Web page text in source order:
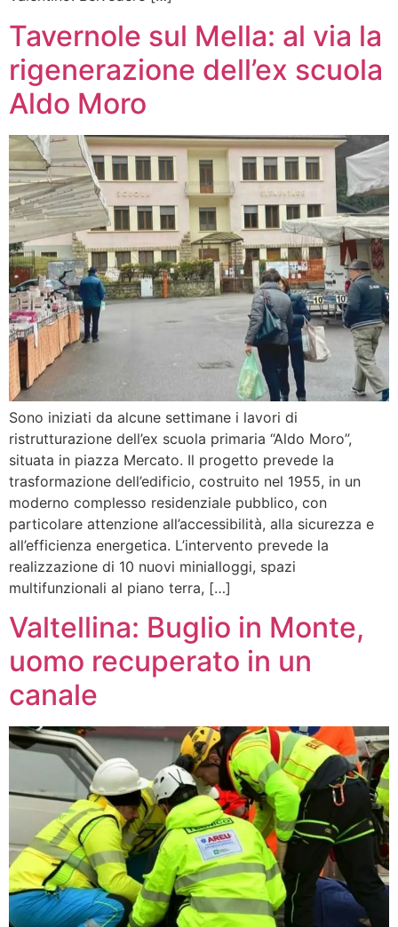
Tavernole sul Mella: al via la
rigenerazione dell’ex scuola
Aldo Moro
Sono iniziati da alcune settimane i lavori di
ristrutturazione dell’ex scuola primaria “Aldo Moro”,
situata in piazza Mercato. Il progetto prevede la
trasformazione dell’edificio, costruito nel 1955, in un
moderno complesso residenziale pubblico, con
particolare attenzione all’accessibilità, alla sicurezza e
all’efficienza energetica. L’intervento prevede la
realizzazione di 10 nuovi minialloggi, spazi
multifunzionali al piano terra, […]
Valtellina: Buglio in Monte,
uomo recuperato in un
canale